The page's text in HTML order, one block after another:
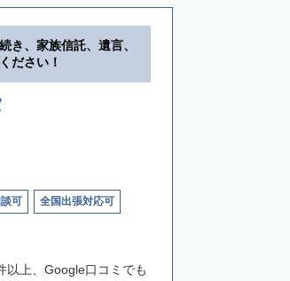
き、家族信託、遺言、
ださい！
可 全国出張対応可
以上、Google口コミでも